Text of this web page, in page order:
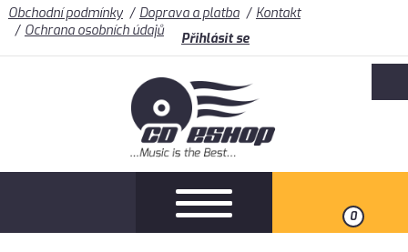
Obchodní podmínky Doprava a platba
Kontakt
Ochrana osobních údajů
Přihlásit se
0